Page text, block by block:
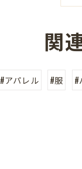
関
#アパレル #服 #